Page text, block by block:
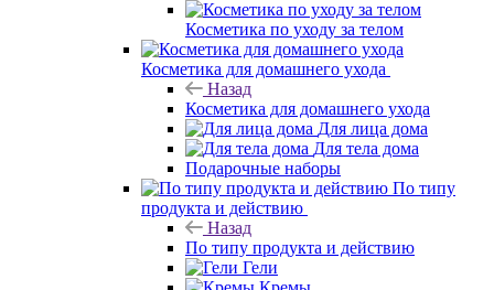
Косметика по уходу за телом
Косметика для домашнего ухода
Назад
Косметика для домашнего ухода
Для лица дома
Для тела дома
Подарочные наборы
По типу
продукта и действию
Назад
По типу продукта и действию
Гели